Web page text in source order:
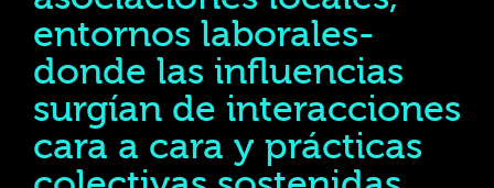
entornos laborales-
donde las influencias
surgían de interacciones
cara a cara y prácticas